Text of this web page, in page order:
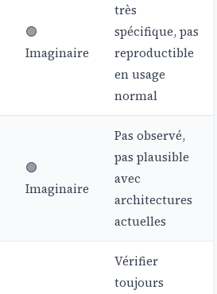
🟢
Imaginaire
très
spécifique, pas
reproductible
en usage
normal
🟢
Imaginaire
Pas observé,
pas plausible
avec
architectures
actuelles
Vérifier
toujours